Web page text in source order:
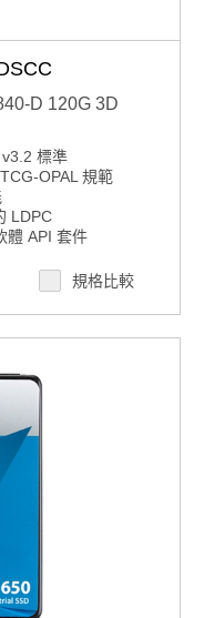
D 120G 3D
v3.2 標準
OPAL 規範
LDPC
體 API 套件
規格比較